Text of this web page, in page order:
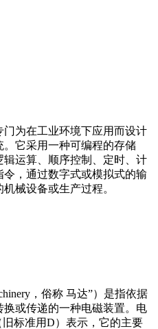
为在工业环境下应用而设计
它采用一种可编程的存储
运算、顺序控制、定时、计
，通过数字式或模拟式的输
械设备或生产过程。
，俗称 马达”）是指依据
或传递的一种电磁装置。电
标准用D）表示，它的主要